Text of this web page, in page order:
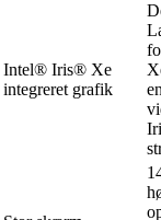
Intel® Iris® Xe
integreret grafik